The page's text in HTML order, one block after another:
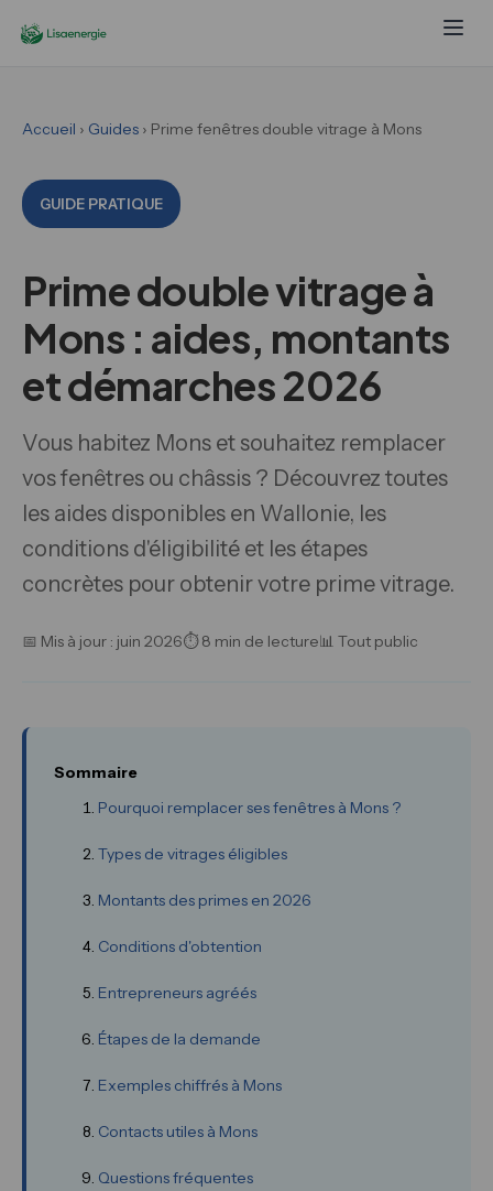
Accueil › Guides › Prime fenêtres double vitrage à Mons
GUIDE PRATIQUE
Prime double vitrage à
Mons : aides, montants
et démarches 2026
Vous habitez Mons et souhaitez remplacer
vos fenêtres ou châssis ? Découvrez toutes
les aides disponibles en Wallonie, les
conditions d'éligibilité et les étapes
concrètes pour obtenir votre prime vitrage.
📅 Mis à jour : juin 2026⏱ 8 min de lecture📊 Tout public
Sommaire
Pourquoi remplacer ses fenêtres à Mons ?
Types de vitrages éligibles
Montants des primes en 2026
Conditions d'obtention
Entrepreneurs agréés
Étapes de la demande
Exemples chiffrés à Mons
Contacts utiles à Mons
Questions fréquentes